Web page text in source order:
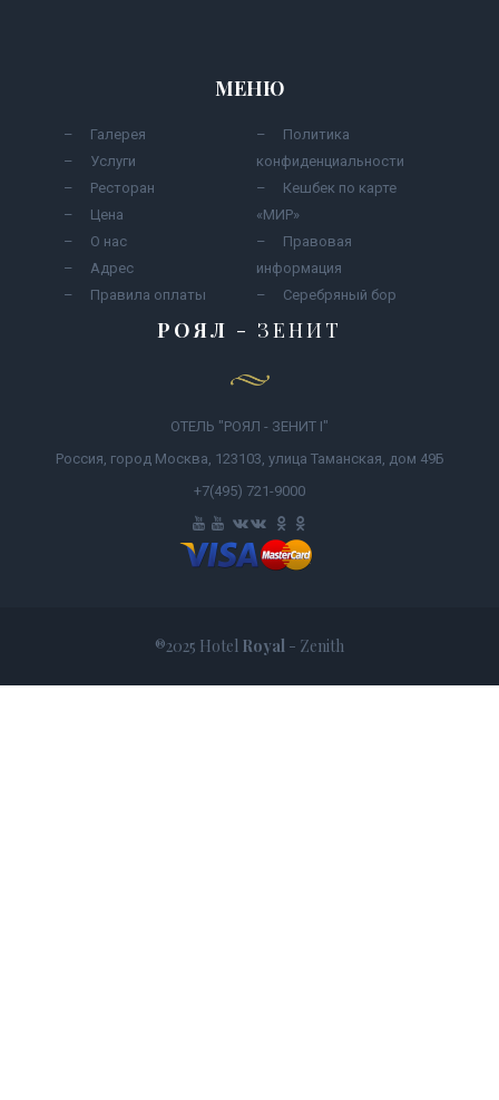
МЕНЮ
Галерея
Услуги
Ресторан
Цена
О нас
Адрес
Правила оплаты
Политика
конфиденциальности
Кешбек по карте
«МИР»
Правовая
информация
Серебряный бор
РОЯЛ - ЗЕНИТ
ОТЕЛЬ "РОЯЛ - ЗЕНИТ I"
Россия, город Москва, 123103, улица Таманская, дом 49Б
+7(495) 721-9000
®2025 Hotel Royal - Zenith